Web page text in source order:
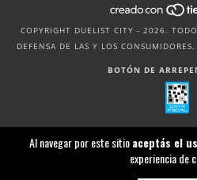
Al navegar por este sitioaceptás el
experiencia de
COPYRIGHT DUELIST CITY - 2026.
DEFENSA DE LAS Y LOS
BOTÓN DE